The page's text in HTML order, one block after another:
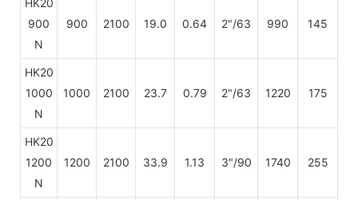
900
N
900 2100 19.0 0.64 2"/63 990 145
HK20
1000
N
1000 2100 23.7 0.79 2"/63 1220 175
HK20
1200
N
1200 2100 33.9 1.13 3"/90 1740 255